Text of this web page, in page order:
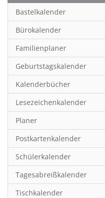
Familienplaner
Fantasy
Film
Fotokunst
Frauen
Fußball
Geburtstagskalender
Hobby & Basteln
Humor & Cartoon
Inpiration & Entspannung
Inspiration &
Bastelkalender
Bürokalender
Familienplaner
Geburtstagskalender
Kalenderbücher
Lesezeichenkalender
Planer
Postkartenkalender
Schülerkalender
Tagesabreißkalender
Tischkalender